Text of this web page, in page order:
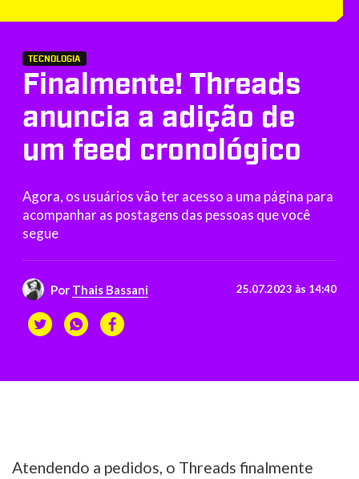
TECNOLOGIA
Finalmente! Threads
anuncia a adição de
um feed cronológico
Agora, os usuários vão ter acesso a uma página para
acompanhar as postagens das pessoas que você
segue
Por Thais Bassani 25.07.2023 às 14:40
Atendendo a pedidos, o Threads finalmente